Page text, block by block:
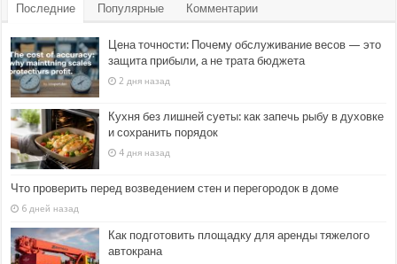
Последние Популярные Комментарии
Цена точности: Почему обслуживание весов — это
защита прибыли, а не трата бюджета
2 дня назад
Кухня без лишней суеты: как запечь рыбу в духовке
и сохранить порядок
4 дня назад
Что проверить перед возведением стен и перегородок в доме
6 дней назад
Как подготовить площадку для аренды тяжелого
автокрана